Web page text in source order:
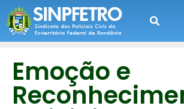
Emoção e